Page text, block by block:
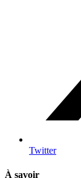
Twitter
À savoir